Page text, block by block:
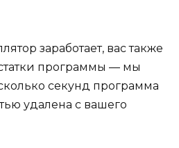
заработает, вас также
программы — мы
секунд программа
удалена с вашего